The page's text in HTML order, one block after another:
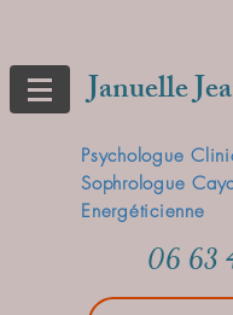
Januelle
Psychologue
Sophrologue
Energéticienne
06 63